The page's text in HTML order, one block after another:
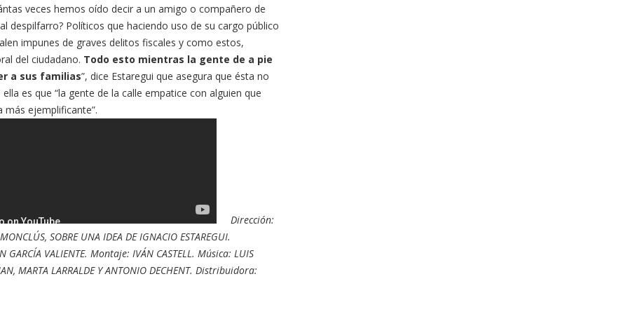
veces hemos oído decir a un amigo o compañero de
despilfarro? Políticos que haciendo uso de su cargo público
impunes de graves delitos fiscales y como estos,
del ciudadano. Todo esto mientras la gente de a pie
a sus familias”, dice Estaregui que asegura que ésta no
es que “la gente de la calle empatice con alguien que
ejemplificante”.
Dirección:
SOBRE UNA IDEA DE IGNACIO ESTAREGUI.
VALIENTE. Montaje: IVÁN CASTELL. Música: LUIS
MARTA LARRALDE Y ANTONIO DECHENT. Distribuidora: